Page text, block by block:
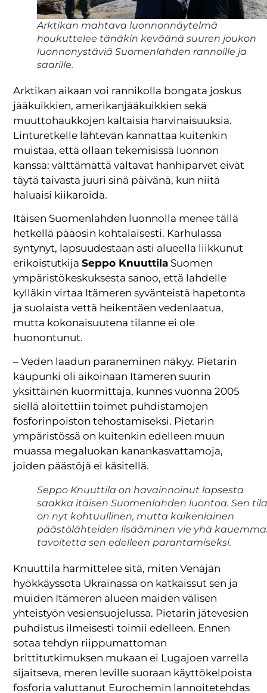
Arktikan mahtava luonnonnäytelmä
houkuttelee tänäkin keväänä suuren joukon
luonnonystäviä Suomenlahden rannoille ja
saarille.
Arktikan aikaan voi rannikolla bongata joskus
jääkuikkien, amerikanjääkuikkien sekä
muuttohaukkojen kaltaisia harvinaisuuksia.
Linturetkelle lähtevän kannattaa kuitenkin
muistaa, että ollaan tekemisissä luonnon
kanssa: välttämättä valtavat hanhiparvet eivät
täytä taivasta juuri sinä päivänä, kun niitä
haluaisi kiikaroida.
Itäisen Suomenlahden luonnolla menee tällä
hetkellä pääosin kohtalaisesti. Karhulassa
syntynyt, lapsuudestaan asti alueella liikkunut
erikoistutkijaSeppo Knuuttila Suomen
ympäristökeskuksesta sanoo, että lahdelle
kylläkin virtaa Itämeren syvänteistä hapetonta
ja suolaista vettä heikentäen vedenlaatua,
mutta kokonaisuutena tilanne ei ole
huonontunut.
– Veden laadun paraneminen näkyy. Pietarin
kaupunki oli aikoinaan Itämeren suurin
yksittäinen kuormittaja, kunnes vuonna 2005
siellä aloitettiin toimet puhdistamojen
fosforinpoiston tehostamiseksi. Pietarin
ympäristössä on kuitenkin edelleen muun
muassa megaluokan kanankasvattamoja,
joiden päästöjä ei käsitellä.
Seppo Knuuttila on havainnoinut lapsesta
saakka itäisen Suomenlahden luontoa. Sen
on nyt kohtuullinen, mutta kaikenlainen
päästölähteiden lisääminen vie yhä
tavoitetta sen edelleen parantamiseksi.
Knuuttila harmittelee sitä, miten Venäjän
hyökkäyssota Ukrainassa on katkaissut sen ja
muiden Itämeren alueen maiden välisen
yhteistyön vesiensuojelussa. Pietarin jätevesien
puhdistus ilmeisesti toimii edelleen. Ennen
sotaa tehdyn riippumattoman
brittitutkimuksen mukaan ei Lugajoen varrella
sijaitseva, meren leville suoraan käyttökelpoista
fosforia valuttanut Eurochemin lannoitetehdas